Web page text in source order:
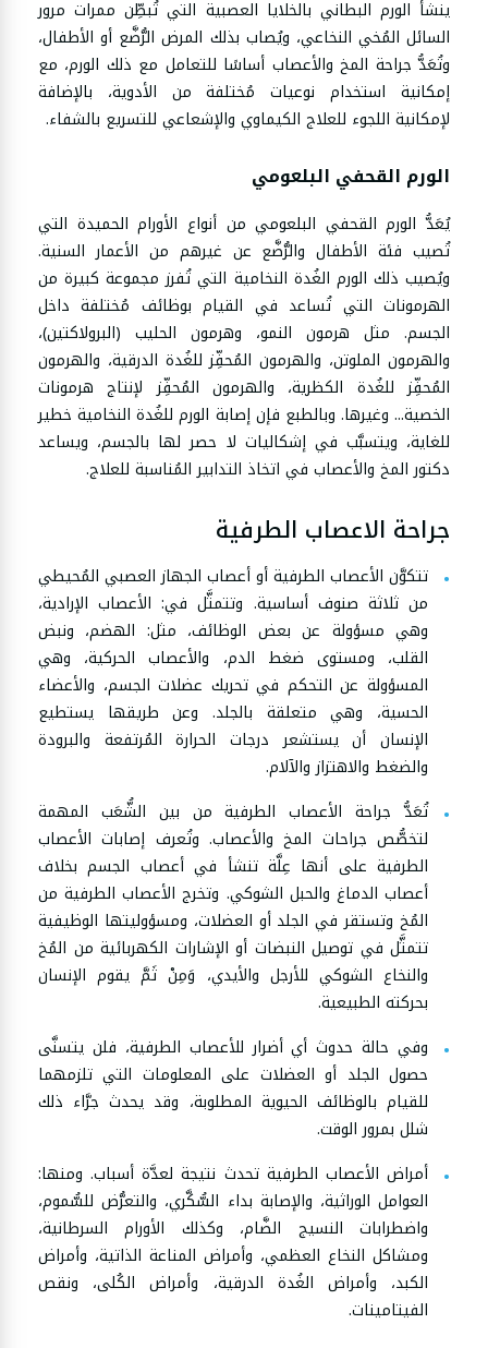
ينشأ الورم البطاني بالخلايا العصبية التي تُبطِّن ممرات مرور
السائل المُخي النخاعي، ويُصاب بذلك المرض الرُّضَّع أو الأطفال،
وتُعَدُّ جراحة المخ والأعصاب أساسًا للتعامل مع ذلك الورم، مع
إمكانية استخدام نوعيات مُختلفة من الأدوية، بالإضافة
لإمكانية اللجوء للعلاج الكيماوي والإشعاعي للتسريع بالشفاء.
الورم القحفي البلعومي
يُعَدُّ الورم القحفي البلعومي من أنواع الأورام الحميدة التي
تُصيب فئة الأطفال والرُّضَّع عن غيرهم من الأعمار السنية.
ويُصيب ذلك الورم الغُدة النخامية التي تُفرز مجموعة كبيرة من
الهرمونات التي تُساعد في القيام بوظائف مُختلفة داخل
الجسم. مثل هرمون النمو، وهرمون الحليب (البرولاكتين)،
والهرمون الملوتن، والهرمون المُحفِّز للغُدة الدرقية، والهرمون
المُحفِّز للغُدة الكظرية، والهرمون المُحفِّز لإنتاج هرمونات
الخصية... وغيرها. وبالطبع فإن إصابة الورم للغُدة النخامية خطير
للغاية، ويتسبَّب في إشكاليات لا حصر لها بالجسم، ويساعد
دكتور المخ والأعصاب في اتخاذ التدابير المُناسبة للعلاج.
جراحة الاعصاب الطرفية
تتكوَّن الأعصاب الطرفية أو أعصاب الجهاز العصبي المُحيطي
من ثلاثة صنوف أساسية. وتتمثَّل في: الأعصاب الإرادية،
وهي مسؤولة عن بعض الوظائف، مثل: الهضم، ونبض
القلب، ومستوى ضغط الدم، والأعصاب الحركية، وهي
المسؤولة عن التحكم في تحريك عضلات الجسم، والأعضاء
الحسية، وهي متعلقة بالجلد. وعن طريقها يستطيع
الإنسان أن يستشعر درجات الحرارة المُرتفعة والبرودة
والضغط والاهتزاز والآلام.
تُعَدُّ جراحة الأعصاب الطرفية من بين الشُّعَب المهمة
لتخصُّص جراحات المخ والأعصاب. وتُعرف إصابات الأعصاب
الطرفية على أنها عِلَّة تنشأ في أعصاب الجسم بخلاف
أعصاب الدماغ والحبل الشوكي. وتخرج الأعصاب الطرفية من
المُخ وتستقر في الجلد أو العضلات، ومسؤوليتها الوظيفية
تتمثَّل في توصيل النبضات أو الإشارات الكهربائية من المُخ
والنخاع الشوكي للأرجل والأيدي، وَمِنْ ثَمَّ يقوم الإنسان
بحركته الطبيعية.
وفي حالة حدوث أي أضرار للأعصاب الطرفية، فلن يتسنَّى
حصول الجلد أو العضلات على المعلومات التي تلزمهما
للقيام بالوظائف الحيوية المطلوبة، وقد يحدث جرَّاء ذلك
شلل بمرور الوقت.
أمراض الأعصاب الطرفية تحدث نتيجة لعدَّة أسباب. ومنها:
العوامل الوراثية، والإصابة بداء السُّكَّري، والتعرُّض للسُّموم،
واضطرابات النسيج الضَّام، وكذلك الأورام السرطانية،
ومشاكل النخاع العظمي، وأمراض المناعة الذاتية، وأمراض
الكبد، وأمراض الغُدة الدرقية، وأمراض الكُلى، ونقص
الفيتامينات.